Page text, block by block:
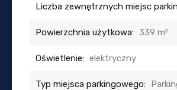
Liczba zewnętrznych miejsc
Powierzchnia użytkowa: 339 m²
Oświetlenie: elektryczny
Typ miejsca parkingowego: